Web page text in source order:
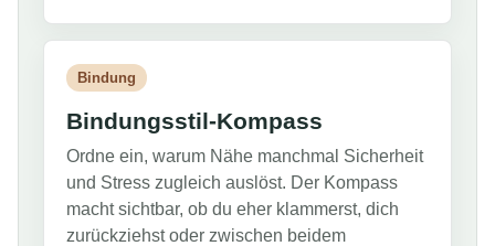
Bindung
Bindungsstil-Kompass
Ordne ein, warum Nähe manchmal Sicherheit
und Stress zugleich auslöst. Der Kompass
macht sichtbar, ob du eher klammerst, dich
zurückziehst oder zwischen beidem